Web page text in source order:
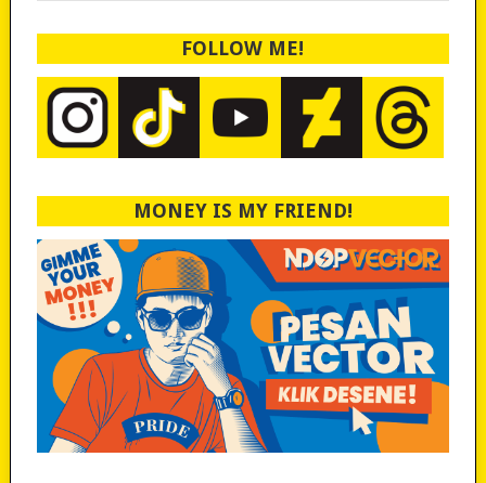
FOLLOW ME!
MONEY IS MY FRIEND!